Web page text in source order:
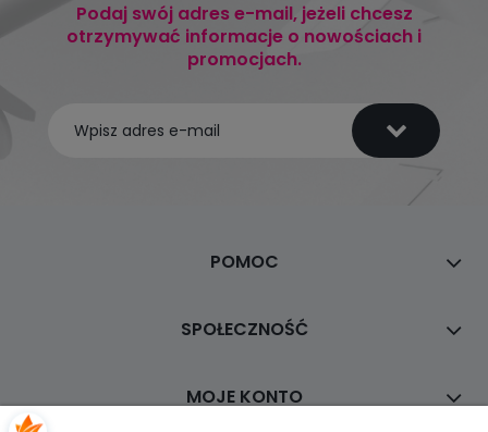
Podaj swój adres e-mail, jeżeli chcesz
otrzymywać informacje o nowościach i
promocjach.
POMOC
SPOŁECZNOŚĆ
MOJE KONTO